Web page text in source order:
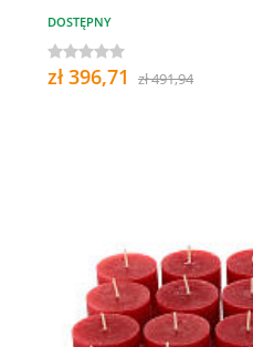
DOSTĘPNY
zł 396,71 zł 491,94